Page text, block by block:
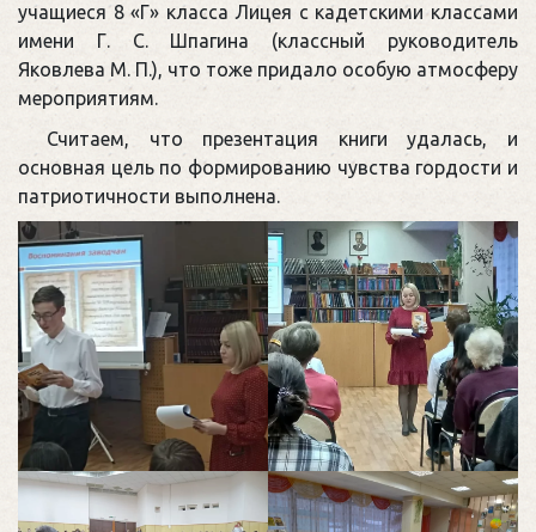
учащиеся 8 «Г» класса Лицея с кадетскими классами
имени Г. С. Шпагина (классный руководитель
Яковлева М. П.), что тоже придало особую атмосферу
мероприятиям.
Считаем, что презентация книги удалась, и
основная цель по формированию чувства гордости и
патриотичности выполнена.